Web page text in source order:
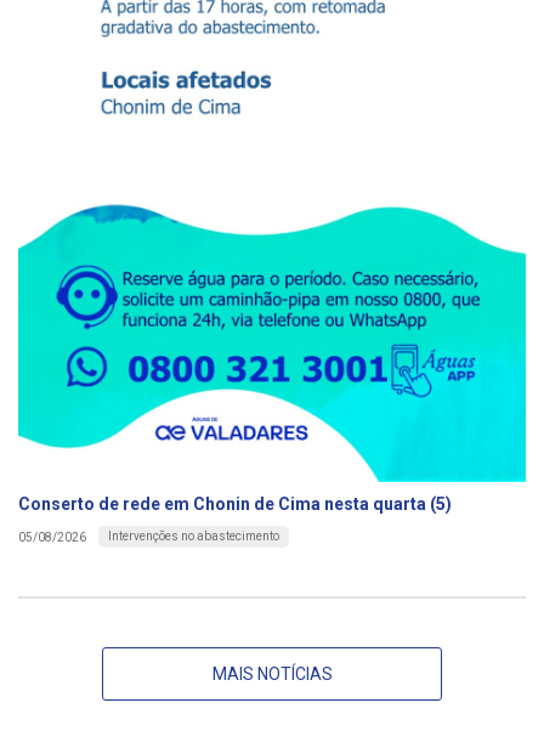
Conserto de rede em Chonin de Cima nesta quarta (5)
05/08/2026 Intervenções no abastecimento
MAIS NOTÍCIAS